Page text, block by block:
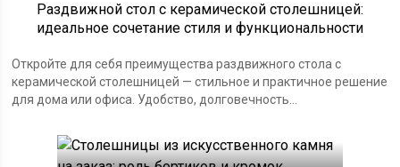
Раздвижной стол с керамической столешницей:
идеальное сочетание стиля и функциональности
Откройте для себя преимущества раздвижного стола с
керамической столешницей — стильное и практичное решение
для дома или офиса. Удобство, долговечность...